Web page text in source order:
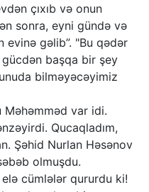
çıxıb və onun
sonra, eyni gündə və
evinə gəlib”. "Bu qədər
başqa bir şey
bilməyəcəyimiz
Məhəmməd var idi.
Qucaqladım,
Şəhid Nurlan Həsənov
olmuşdu.
cümlələr qururdu ki!